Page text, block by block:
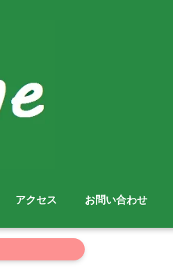
アクセス お問い合わせ